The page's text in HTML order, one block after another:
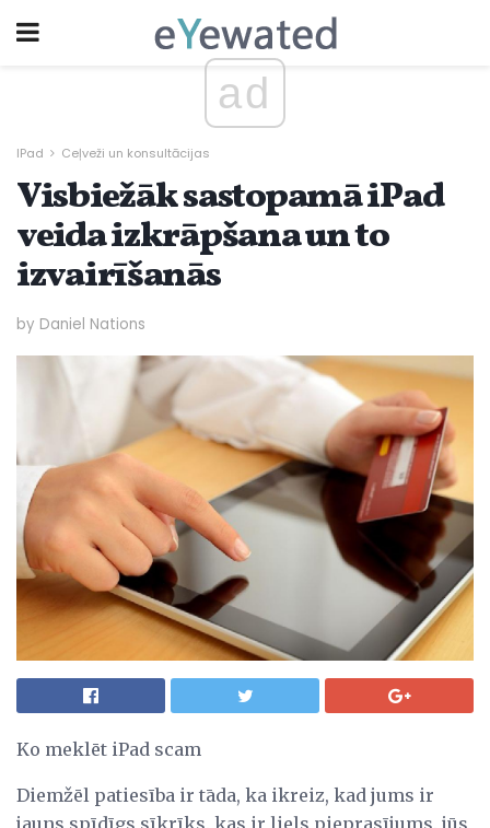
ad
IPad Ceļveži un konsultācijas
Visbiežāk sastopamā iPad
veida izkrāpšana un to
izvairīšanās
by Daniel Nations
Ko meklēt iPad scam
Diemžēl patiesība ir tāda, ka ikreiz, kad jums ir
jauns spīdīgs sīkrīks, kas ir liels pieprasījums, jūs